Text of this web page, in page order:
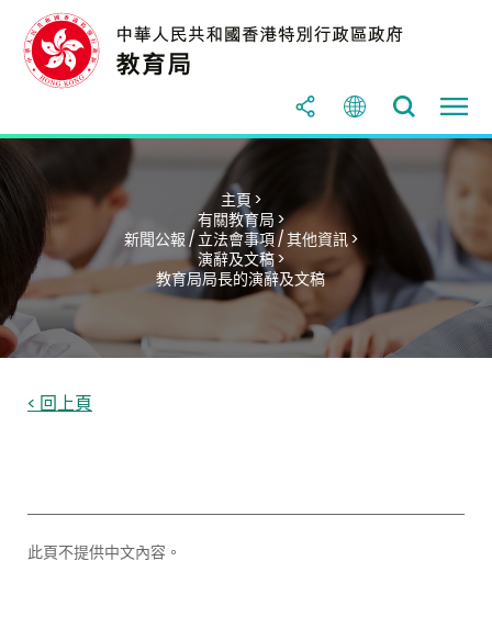
主頁 >
有關教育局 >
新聞公報 / 立法會事項 / 其他資訊 >
演辭及文稿 >
教育局局長的演辭及文稿
< 回上頁
此頁不提供中文內容。